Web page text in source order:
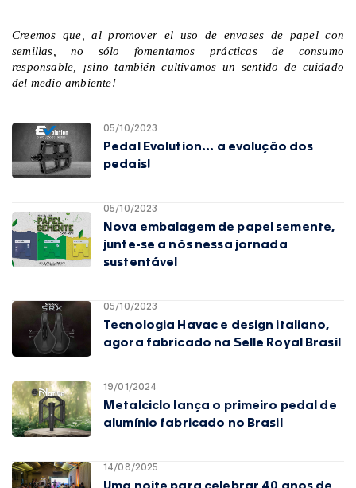
Creemos que, al promover el uso de envases de papel con
semillas, no sólo fomentamos prácticas de consumo
responsable, ¡sino también cultivamos un sentido de cuidado
del medio ambiente!
05/10/2023
Pedal Evolution... a evolução dos
pedais!
05/10/2023
Nova embalagem de papel semente,
junte-se a nós nessa jornada
sustentável
05/10/2023
Tecnologia Havac e design italiano,
agora fabricado na Selle Royal Brasil
19/01/2024
Metalciclo lança o primeiro pedal de
alumínio fabricado no Brasil
14/08/2025